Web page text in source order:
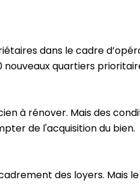
dans le cadre
quartiers
à rénover. Mais des
de l'acquisition du bien.
des loyers. Mais